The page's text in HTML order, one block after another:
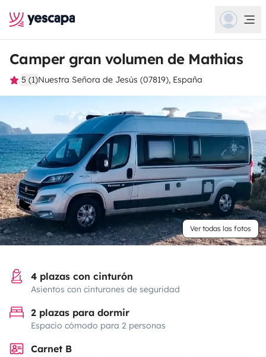
Camper gran volumen de Mathias
5 (1)Nuestra Señora de Jesús (07819), España
Ver todas las fotos
4 plazas con cinturón
Asientos con cinturones de seguridad
2 plazas para dormir
Espacio cómodo para 2 personas
Carnet B